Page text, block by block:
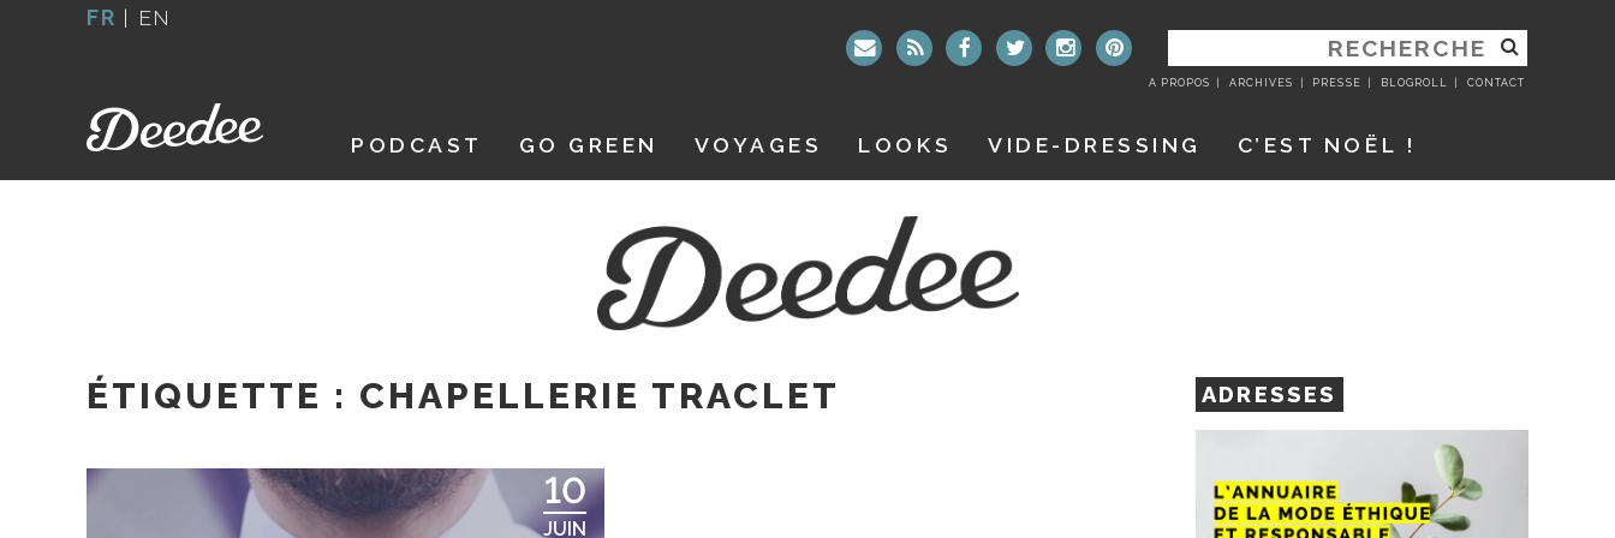
FR | EN
RECHERCHER
:
A PROPOS ARCHIVES PRESSE BLOGROLL CONTACT
PODCAST GO GREEN VOYAGES LOOKS VIDE-DRESSING C’EST NOËL !
ÉTIQUETTE : CHAPELLERIE TRACLET
10
JUIN
ADRESSES